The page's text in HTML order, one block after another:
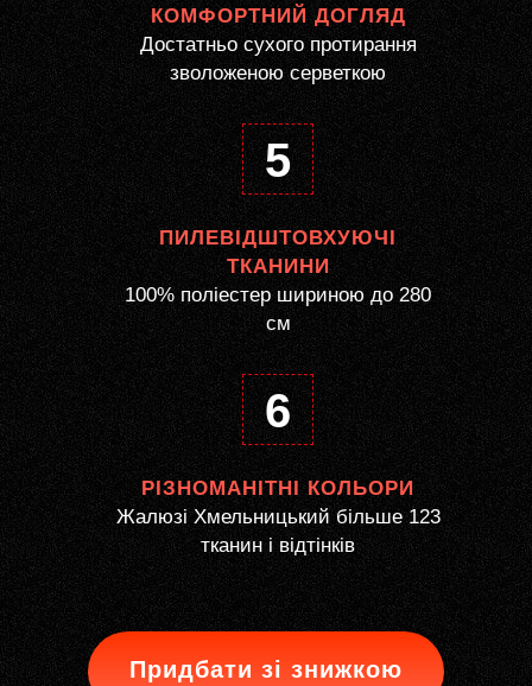
КОМФОРТНИЙ ДОГЛЯД
Достатньо сухого протирання
зволоженою серветкою
5
ПИЛЕВІДШТОВХУЮЧІ
ТКАНИНИ
100% поліестер шириною до 280
см
6
РІЗНОМАНІТНІ КОЛЬОРИ
Жалюзі Хмельницький більше 123
тканин і відтінків
Придбати зі знижкою